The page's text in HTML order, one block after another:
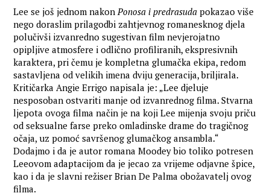
Lee se još jednom nakonPonosa i predrasuda pokazao više
nego doraslim prilagodbi zahtjevnog romanesknog djela
polučivši izvanredno sugestivan film nevjerojatno
opipljive atmosfere i odlično profiliranih, ekspresivnih
karaktera, pri čemu je kompletna glumačka ekipa, redom
sastavljena od velikih imena dviju generacija, briljirala.
Kritičarka Angie Errigo napisala je: „Lee djeluje
nesposoban ostvariti manje od izvanrednog filma. Stvarna
ljepota ovoga filma način je na koji Lee mijenja svoju priču
od seksualne farse preko omladinske drame do tragičnog
očaja, uz pomoć savršenog glumačkog ansambla.“
Dodajmo i da je autor romana Moodey bio toliko potresen
Leeovom adaptacijom da je jecao za vrijeme odjavne špice,
kao i da je slavni režiser Brian De Palma obožavatelj ovog
filma.